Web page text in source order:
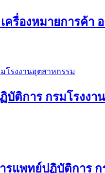
รื่องหมายการค้า
ติการ กรมโรงงา
รแพทย์ปฏิบัติการ